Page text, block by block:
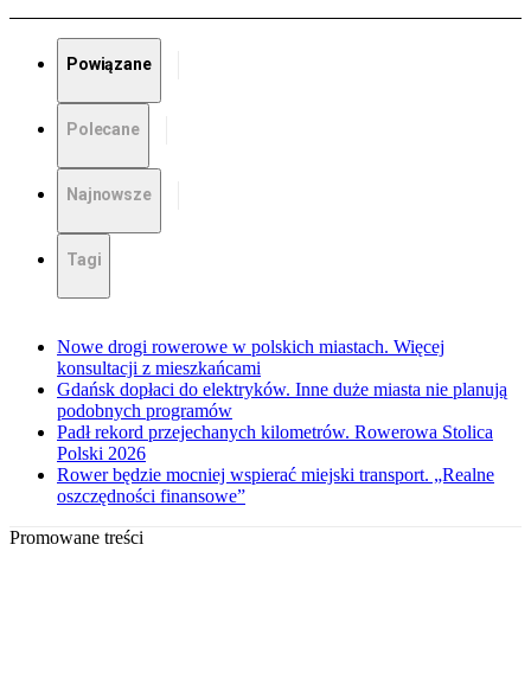
Powiązane
Polecane
Najnowsze
Tagi
Nowe drogi rowerowe w polskich miastach. Więcej
konsultacji z mieszkańcami
Gdańsk dopłaci do elektryków. Inne duże miasta nie planują
podobnych programów
Padł rekord przejechanych kilometrów. Rowerowa Stolica
Polski 2026
Rower będzie mocniej wspierać miejski transport. „Realne
oszczędności finansowe”
Promowane treści